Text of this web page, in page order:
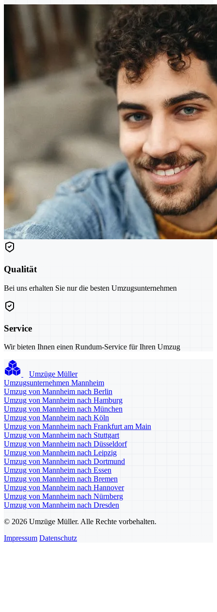
Qualität
Bei uns erhalten Sie nur die besten Umzugsunternehmen
Service
Wir bieten Ihnen einen Rundum-Service für Ihren Umzug
Umzüge Müller
Umzugsunternehmen Mannheim
Umzug von Mannheim nach Berlin
Umzug von Mannheim nach Hamburg
Umzug von Mannheim nach München
Umzug von Mannheim nach Köln
Umzug von Mannheim nach Frankfurt am Main
Umzug von Mannheim nach Stuttgart
Umzug von Mannheim nach Düsseldorf
Umzug von Mannheim nach Leipzig
Umzug von Mannheim nach Dortmund
Umzug von Mannheim nach Essen
Umzug von Mannheim nach Bremen
Umzug von Mannheim nach Hannover
Umzug von Mannheim nach Nürnberg
Umzug von Mannheim nach Dresden
© 2026 Umzüge Müller. Alle Rechte vorbehalten.
Impressum Datenschutz